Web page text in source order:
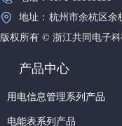
地址： 杭州市余杭区余
版权所有 © 浙江共同电子
产品中心
用电信息管理系列产品
电能表系列产品